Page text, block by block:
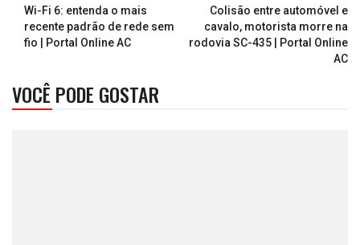
Wi-Fi 6: entenda o mais
recente padrão de rede sem
fio | Portal Online AC
Colisão entre automóvel e
cavalo, motorista morre na
rodovia SC-435 | Portal Online
AC
VOCÊ PODE GOSTAR